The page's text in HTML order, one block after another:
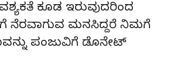
ಕೂಡ ಇರುವುದರಿಂದ
ನೆರವಾಗುವ ಮನಸಿದ್ದರೆ ನಿಮಗೆ
ಪಂಜುವಿಗೆ ಡೊನೇಟ್‌